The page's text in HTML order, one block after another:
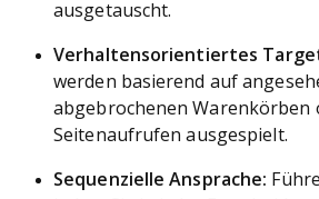
ausgetauscht.
Verhaltensorientiertes
werden basierend auf
abgebrochenen Warenkörben
Seitenaufrufen ausgespielt.
Sequenzielle Ansprache: